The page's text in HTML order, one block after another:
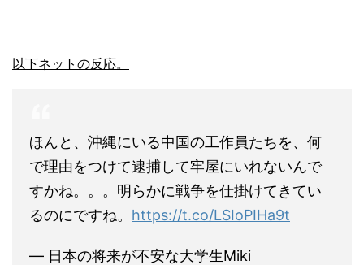
以下ネットの反応。
ほんと、沖縄にいる中国の工作員たちを、何
で理由をつけて逮捕して牢屋にいれないんで
すかね。。。明らかに戦争を仕掛けてきてい
るのにですね。 https://t.co/LSIoPIHa9t
— 日本の将来が不安な大学生Miki